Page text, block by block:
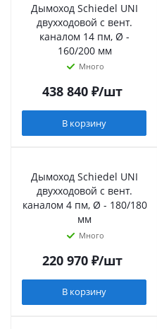
Дымоход Schiedel UNI
двухходовой с вент.
каналом 14 пм, Ø -
160/200 мм
Много
438 840₽/шт
В корзину
Дымоход Schiedel UNI
двухходовой с вент.
каналом 4 пм, Ø - 180/180
мм
Много
220 970₽/шт
В корзину